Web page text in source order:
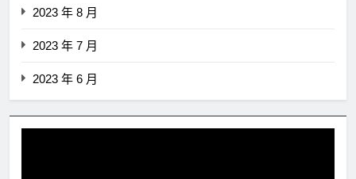
2023 年 8 月
2023 年 7 月
2023 年 6 月